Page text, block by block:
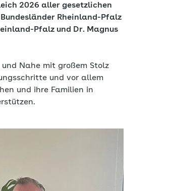
2026 aller gesetzlichen
Rheinland-Pfalz
Pfalz und Dr. Magnus
Nahe mit großem Stolz
und vor allem
und ihre Familien in